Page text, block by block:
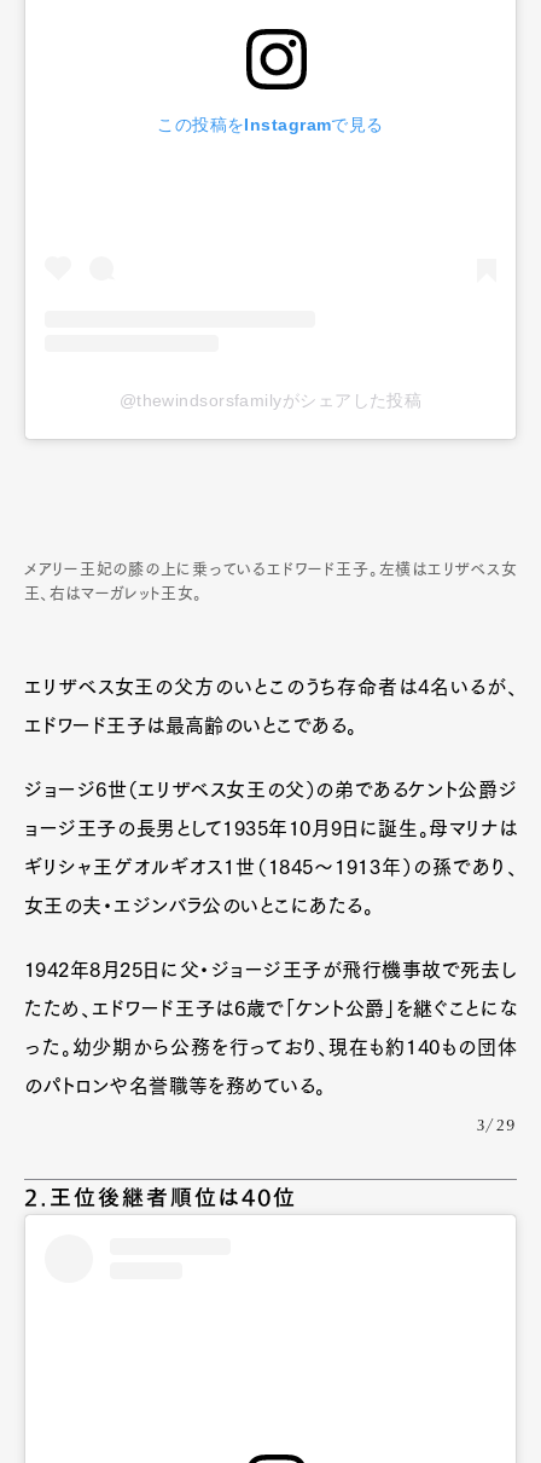
この投稿をInstagramで見る
@thewindsorsfamilyがシェアした投稿
メアリー王妃の膝の上に乗っているエドワード王子。左横はエリザベス女
王、右はマーガレット王女。
エリザベス女王の父方のいとこのうち存命者は4名いるが、
エドワード王子は最高齢のいとこである。
ジョージ6世（エリザベス女王の父）の弟であるケント公爵ジ
ョージ王子の長男として1935年10月9日に誕生。母マリナは
ギリシャ王ゲオルギオス1世（1845～1913年）の孫であり、
女王の夫・エジンバラ公のいとこにあたる。
1942年8月25日に父・ジョージ王子が飛行機事故で死去し
たため、エドワード王子は6歳で「ケント公爵」を継ぐことにな
った。幼少期から公務を行っており、現在も約140もの団体
のパトロンや名誉職等を務めている。
3/29
2.王位後継者順位は40位